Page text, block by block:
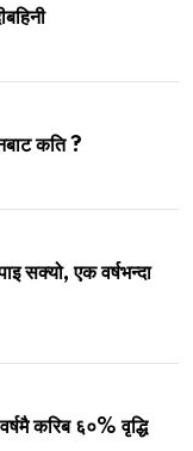
कति ?
सक्यो, एक वर्षभन्दा
करिब ६०% वृद्धि